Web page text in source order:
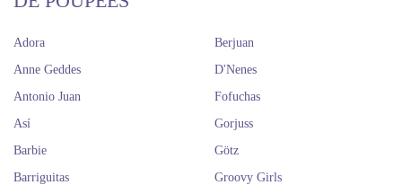
Adora
Anne Geddes
Antonio Juan
Así
Barbie
Barriguitas
Berjuan
D'Nenes
Fofuchas
Gorjuss
Götz
Groovy Girls